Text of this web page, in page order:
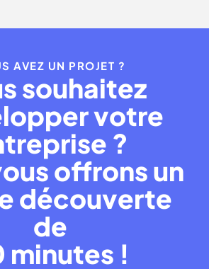
AVEZ UN PROJET ?
souhaitez
votre
?
offrons un
découverte
de
minutes !